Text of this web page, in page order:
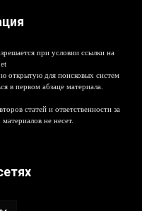
при условии ссылки на
открытую для поисковых систем
в первом абзаце материала.
статей и ответственности за
не несет.